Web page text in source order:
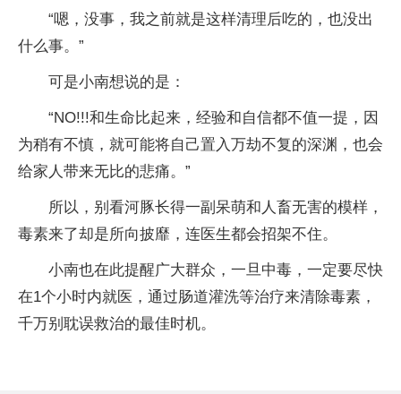
“嗯，没事，我之前就是这样清理后吃的，也没出
什么事。”
可是小南想说的是：
“NO!!!和生命比起来，经验和自信都不值一提，因
为稍有不慎，就可能将自己置入万劫不复的深渊，也会
给家人带来无比的悲痛。”
所以，别看河豚长得一副呆萌和人畜无害的模样，
毒素来了却是所向披靡，连医生都会招架不住。
小南也在此提醒广大群众，一旦中毒，一定要尽快
在1个小时内就医，通过肠道灌洗等治疗来清除毒素，
千万别耽误救治的最佳时机。